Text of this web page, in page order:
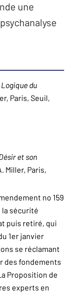
une
du
Paris, Seuil,
et son
Miller, Paris,
no 159
la sécurité
puis retiré, qui
1er janvier
se réclamant
des fondements
Proposition de
experts en